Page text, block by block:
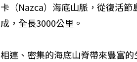
卡（Nazca）海底山脈，從復活
成，全長3000公里。
相連、密集的海底山脊帶來豐富